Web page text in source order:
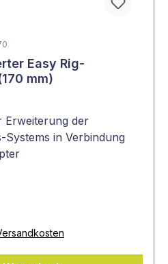
Easy Rig-
mm)
Erweiterung der
Systems in Verbindung